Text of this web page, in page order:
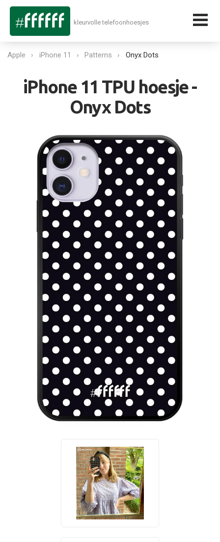
kleurvolle telefoonhoesjes
Apple iPhone 11 Patterns Onyx Dots
iPhone 11 TPU hoesje -
Onyx Dots